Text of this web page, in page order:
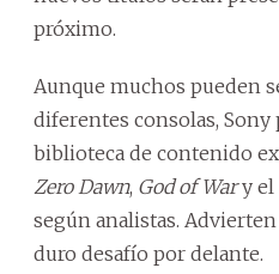
próximo.
Aunque muchos pueden
diferentes consolas, Sony
biblioteca de contenido
Zero Dawn, God of Wary el
según analistas.
duro desafío por delante.